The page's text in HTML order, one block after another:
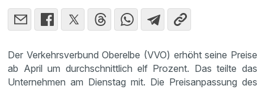
Der Verkehrsverbund Oberelbe (VVO) erhöht seine Preise
ab April um durchschnittlich elf Prozent. Das teilte das
Unternehmen am Dienstag mit. Die Preisanpassung des